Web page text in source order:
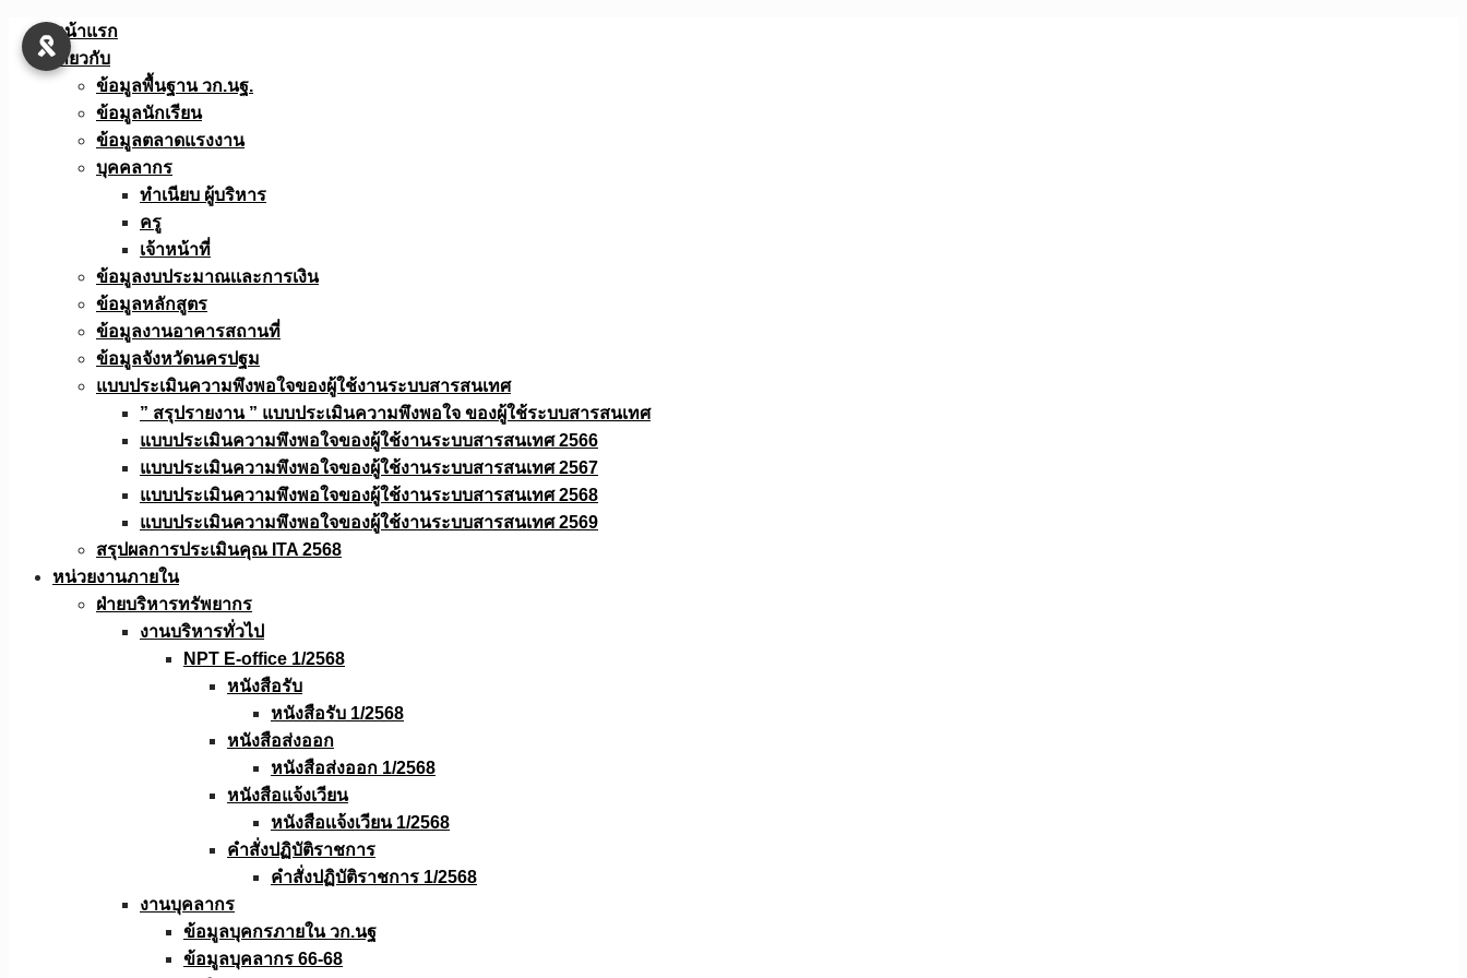
Skip
หน้าแรก
เกี่ยวกับ
ข้อมูลพื้นฐาน วก.นฐ.
ข้อมูลนักเรียน
ข้อมูลตลาดแรงงาน
บุคคลากร
ทำเนียบ ผู้บริหาร
ครู
เจ้าหน้าที่
ข้อมูลงบประมาณเเละการเงิน
ข้อมูลหลักสูตร
ข้อมูลงานอาคารสถานที่
ข้อมูลจังหวัดนครปฐม
แบบประเมินความพึงพอใจของผู้ใช้งานระบบสารสนเทศ
” สรุปรายงาน ” แบบประเมินความพึงพอใจ ของผู้ใช้ระบบสารสนเทศ
แบบประเมินความพึงพอใจของผู้ใช้งานระบบสารสนเทศ 2566
แบบประเมินความพึงพอใจของผู้ใช้งานระบบสารสนเทศ 2567
แบบประเมินความพึงพอใจของผู้ใช้งานระบบสารสนเทศ 2568
แบบประเมินความพึงพอใจของผู้ใช้งานระบบสารสนเทศ 2569
สรุปผลการประเมินคุณ ITA 2568
หน่วยงานภายใน
ฝ่ายบริหารทรัพยากร
งานบริหารทั่วไป
NPT E-office 1/2568
หนังสือรับ
หนังสือรับ 1/2568
หนังสือส่งออก
หนังสือส่งออก 1/2568
หนังสือแจ้งเวียน
หนังสือเเจ้งเวียน 1/2568
คำสั่งปฏิบัติราชการ
คำสั่งปฏิบัติราชการ 1/2568
งานบุคลากร
ข้อมูลบุคกรภายใน วก.นฐ
ข้อมูลบุคลากร 66-68